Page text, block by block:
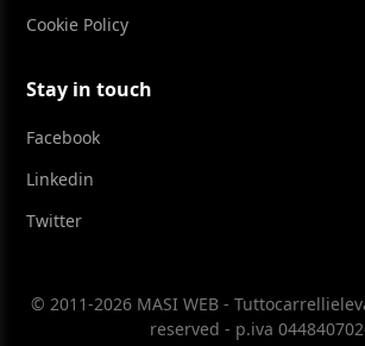
Cookie Policy
Stay in touch
Facebook
Linkedin
Twitter
© 2011-2026 MASI WEB -
reserved - p.iva